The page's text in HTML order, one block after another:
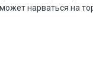
нарваться на